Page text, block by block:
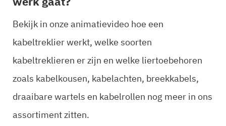
Bekijk in onze animatievideo hoe een
kabeltreklier werkt, welke soorten
kabeltreklieren er zijn en welke liertoebehoren
zoals kabelkousen, kabelachten, breekkabels,
draaibare wartels en kabelrollen nog meer in ons
assortiment zitten.